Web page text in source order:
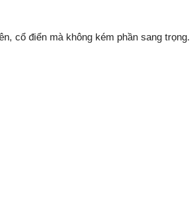
cổ điển mà không kém phần sang trọng.